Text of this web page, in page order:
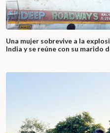
Una mujer sobrevive a la
India y se reúne con su marido